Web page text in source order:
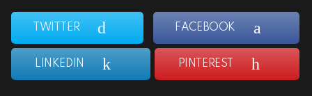
FACEBOOK
TWITTER
PINTEREST
LINKEDIN